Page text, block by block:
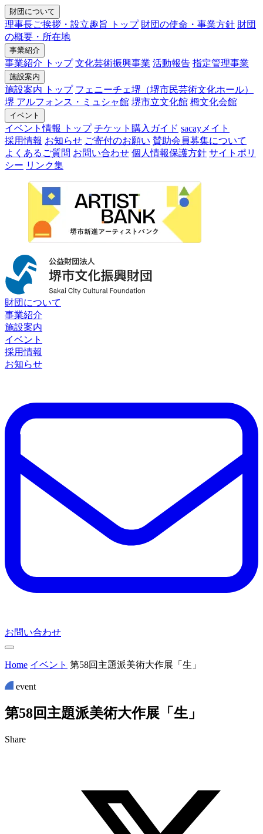
財団について
理事長ご挨拶・設立趣旨 トップ 財団の使命・事業方針 財団
の概要・所在地
事業紹介
事業紹介 トップ 文化芸術振興事業 活動報告 指定管理事業
施設案内
施設案内 トップ フェニーチェ堺（堺市民芸術文化ホール）
堺 アルフォンス・ミュシャ館 堺市立文化館 栂文化会館
イベント
イベント情報 トップ チケット購入ガイド sacayメイト
採用情報 お知らせ ご寄付のお願い 賛助会員募集について
よくあるご質問 お問い合わせ 個人情報保護方針 サイトポリ
シー リンク集
財団について
事業紹介
施設案内
イベント
採用情報
お知らせ
お問い合わせ
Home イベント 第58回主題派美術大作展「生」
event
第58回主題派美術大作展 「 生 」
Share